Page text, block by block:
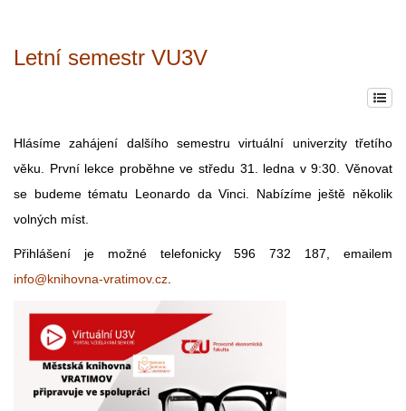
Letní semestr VU3V
Hlásíme zahájení dalšího semestru virtuální univerzity třetího
věku. První lekce proběhne ve středu 31. ledna v 9:30. Věnovat
se budeme tématu Leonardo da Vinci. Nabízíme ještě několik
volných míst.
Přihlášení je možné telefonicky 596 732 187, emailem
info@knihovna-vratimov.cz